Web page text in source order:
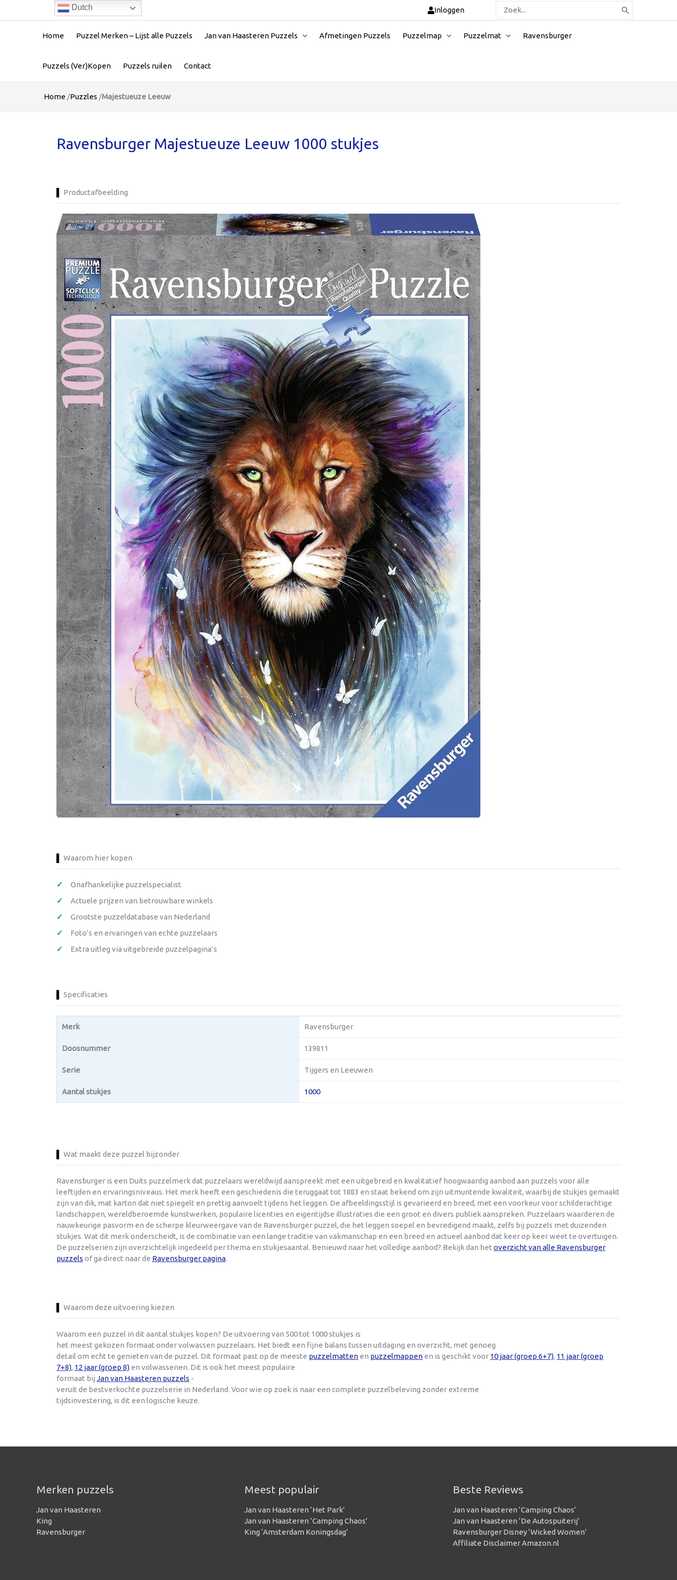
Inloggen
Zoeken
naar:
Home Puzzel Merken – Lijst alle Puzzels Jan van Haasteren Puzzels Afmetingen Puzzels Puzzelmap Puzzelmat Ravensburger
Puzzels (Ver)Kopen Puzzels ruilen Contact
Home /Puzzles /Majestueuze Leeuw
Ravensburger Majestueuze Leeuw 1000 stukjes
Productafbeelding
Waarom hier kopen
Onafhankelijke puzzelspecialist
Actuele prijzen van betrouwbare winkels
Grootste puzzeldatabase van Nederland
Foto’s en ervaringen van echte puzzelaars
Extra uitleg via uitgebreide puzzelpagina’s
Specificaties
Merk Ravensburger
Doosnummer 139811
Serie Tijgers en Leeuwen
Aantal stukjes 1000
Wat maakt deze puzzel bijzonder
Ravensburger is een Duits puzzelmerk dat puzzelaars wereldwijd aanspreekt met een uitgebreid en kwalitatief hoogwaardig aanbod aan puzzels voor alle
leeftijden en ervaringsniveaus. Het merk heeft een geschiedenis die teruggaat tot 1883 en staat bekend om zijn uitmuntende kwaliteit, waarbij de stukjes gemaakt
zijn van dik, mat karton dat niet spiegelt en prettig aanvoelt tijdens het leggen. De afbeeldingsstijl is gevarieerd en breed, met een voorkeur voor schilderachtige
landschappen, wereldberoemde kunstwerken, populaire licenties en eigentijdse illustraties die een groot en divers publiek aanspreken. Puzzelaars waarderen de
nauwkeurige pasvorm en de scherpe kleurweergave van de Ravensburger puzzel, die het leggen soepel en bevredigend maakt, zelfs bij puzzels met duizenden
stukjes. Wat dit merk onderscheidt, is de combinatie van een lange traditie van vakmanschap en een breed en actueel aanbod dat keer op keer weet te overtuigen.
De puzzelseriën zijn overzichtelijk ingedeeld per thema en stukjesaantal. Benieuwd naar het volledige aanbod? Bekijk dan het overzicht van alle Ravensburger
puzzels of ga direct naar de Ravensburger pagina.
Waarom deze uitvoering kiezen
Waarom een puzzel in dit aantal stukjes kopen? De uitvoering van 500 tot 1000 stukjes is
het meest gekozen formaat onder volwassen puzzelaars. Het biedt een fijne balans tussen uitdaging en overzicht, met genoeg
detail om echt te genieten van de puzzel. Dit formaat past op de meeste puzzelmatten en puzzelmappen en is geschikt voor 10 jaar (groep 6+7), 11 jaar (groep
7+8), 12 jaar (groep 8) en volwassenen. Dit is ook het meest populaire
formaat bij Jan van Haasteren puzzels -
veruit de bestverkochte puzzelserie in Nederland. Voor wie op zoek is naar een complete puzzelbeleving zonder extreme
tijdsinvestering, is dit een logische keuze.
Merken puzzels
Jan van Haasteren
King
Ravensburger
Meest populair
Jan van Haasteren ‘Het Park’
Jan van Haasteren ‘Camping Chaos’
King ‘Amsterdam Koningsdag’
Beste Reviews
Jan van Haasteren ‘Camping Chaos’
Jan van Haasteren ‘De Autospuiterij’
Ravensburger Disney ‘Wicked Women’
Affiliate Disclaimer Amazon.nl
Dutch